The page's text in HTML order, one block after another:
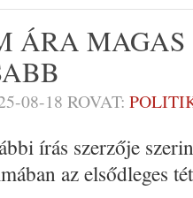
ÁRA
08-18 ROVAT:
írás szerzője
az elsődleges